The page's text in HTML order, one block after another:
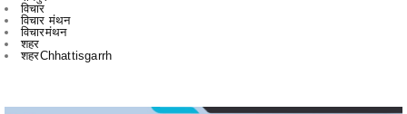
शहरChhattisgarrh